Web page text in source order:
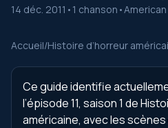
14 déc. 2011 • 1 chanson •
Accueil/Histoire d’horreur
Ce guide identifie
l’épisode 11, saison 1 de
américaine, avec les